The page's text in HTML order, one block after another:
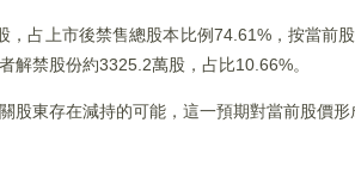
占上市後禁售總股本比例74.61%，按當前
解禁股份約3325.2萬股，占比10.66%。
股東存在減持的可能，這一預期對當前股價